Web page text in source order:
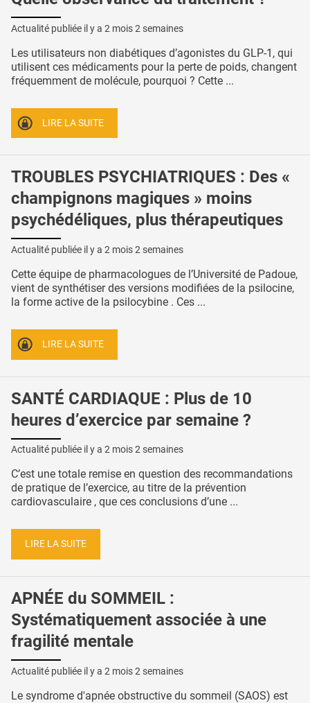
Actualité publiée il y a 2 mois 2 semaines
Les utilisateurs non diabétiques d’agonistes du GLP-1, qui
utilisent ces médicaments pour la perte de poids, changent
fréquemment de molécule, pourquoi ? Cette ...
LIRE LA SUITE
TROUBLES PSYCHIATRIQUES : Des «
champignons magiques » moins
psychédéliques, plus thérapeutiques
Actualité publiée il y a 2 mois 2 semaines
Cette équipe de pharmacologues de l’Université de Padoue,
vient de synthétiser des versions modifiées de la psilocine,
la forme active de la psilocybine . Ces ...
LIRE LA SUITE
SANTÉ CARDIAQUE : Plus de 10
heures d’exercice par semaine ?
Actualité publiée il y a 2 mois 2 semaines
C’est une totale remise en question des recommandations
de pratique de l’exercice, au titre de la prévention
cardiovasculaire , que ces conclusions d’une ...
LIRE LA SUITE
APNÉE du SOMMEIL :
Systématiquement associée à une
fragilité mentale
Actualité publiée il y a 2 mois 2 semaines
Le syndrome d'apnée obstructive du sommeil (SAOS) est